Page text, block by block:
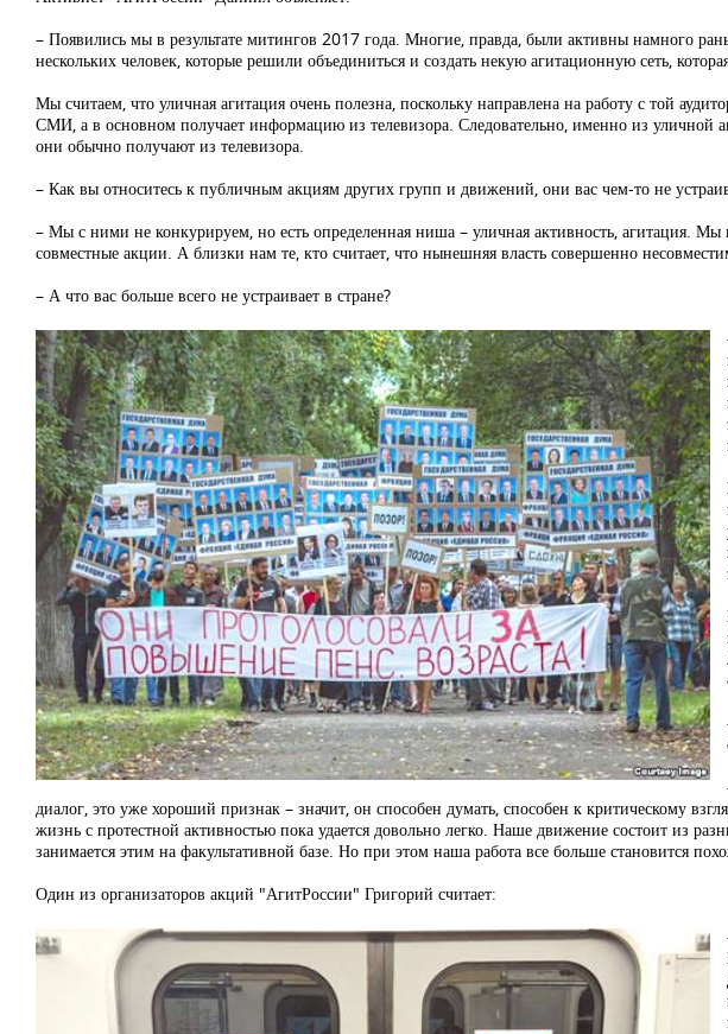
– Появились мы в результате митингов 2017 года. Многие, правда, были активны намного
нескольких человек, которые решили объединиться и создать некую агитационную сеть,
Мы считаем, что уличная агитация очень полезна, поскольку направлена на работу с той
СМИ, а в основном получает информацию из телевизора. Следовательно, именно из уличной
они обычно получают из телевизора.
– Как вы относитесь к публичным акциям других групп и движений, они вас чем-то не
– Мы с ними не конкурируем, но есть определенная ниша – уличная активность, агитация.
совместные акции. А близки нам те, кто считает, что нынешняя власть совершенно
– А что вас больше всего не устраивает в стране?
диалог, это уже хороший признак – значит, он способен думать, способен к критическому
жизнь с протестной активностью пока удается довольно легко. Наше движение состоит из
занимается этим на факультативной базе. Но при этом наша работа все больше становится
Один из организаторов акций "АгитРоссии" Григорий считает: